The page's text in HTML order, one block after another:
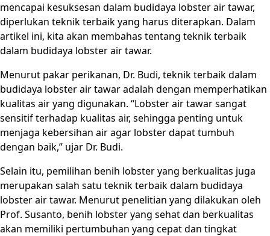
mencapai kesuksesan dalam budidaya lobster air tawar,
diperlukan teknik terbaik yang harus diterapkan. Dalam
artikel ini, kita akan membahas tentang teknik terbaik
dalam budidaya lobster air tawar.
Menurut pakar perikanan, Dr. Budi, teknik terbaik dalam
budidaya lobster air tawar adalah dengan memperhatikan
kualitas air yang digunakan. “Lobster air tawar sangat
sensitif terhadap kualitas air, sehingga penting untuk
menjaga kebersihan air agar lobster dapat tumbuh
dengan baik,” ujar Dr. Budi.
Selain itu, pemilihan benih lobster yang berkualitas juga
merupakan salah satu teknik terbaik dalam budidaya
lobster air tawar. Menurut penelitian yang dilakukan oleh
Prof. Susanto, benih lobster yang sehat dan berkualitas
akan memiliki pertumbuhan yang cepat dan tingkat